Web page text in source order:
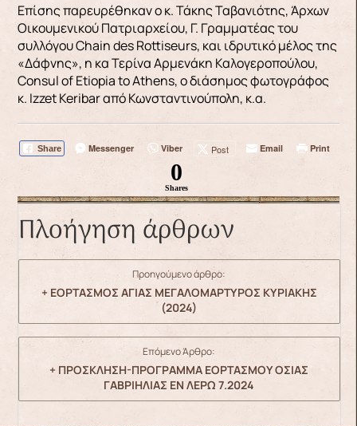
Επίσης παρευρέθηκαν ο κ. Τάκης Ταβανιότης, Άρχων
Οικουμενικού Πατριαρχείου, Γ. Γραμματέας του
συλλόγου Chain des Rottiseurs, και ιδρυτικό μέλος της
«Δάφνης», η κα Τερίνα Αρμενάκη Καλογεροπούλου,
Consul of Etiopia to Athens, ο διάσημος φωτογράφος
κ. Izzet Keribar από Κωνσταντινούπολη, κ.α.
Share Messenger Viber Post Email Print
0
Shares
Πλοήγηση άρθρων
Προηγούμενο άρθρο:
+ ΕΟΡΤΑΣΜΟΣ ΑΓΙΑΣ ΜΕΓΑΛΟΜΑΡΤΥΡΟΣ ΚΥΡΙΑΚΗΣ
(2024)
Επόμενο Άρθρο:
+ ΠΡΟΣΚΛΗΣΗ-ΠΡΟΓΡΑΜΜΑ ΕΟΡΤΑΣΜΟΥ ΟΣΙΑΣ
ΓΑΒΡΙΗΛΙΑΣ ΕΝ ΛΕΡΩ 7.2024